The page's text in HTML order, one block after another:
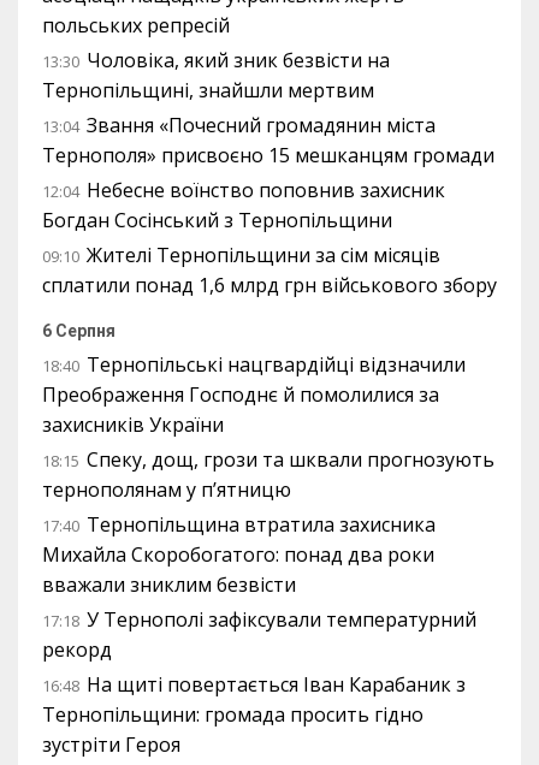
польських репресій
13:30 Чоловіка, який зник безвісти на
Тернопільщині, знайшли мертвим
13:04 Звання «Почесний громадянин міста
Тернополя» присвоєно 15 мешканцям громади
12:04 Небесне воїнство поповнив захисник
Богдан Сосінський з Тернопільщини
09:10 Жителі Тернопільщини за сім місяців
сплатили понад 1,6 млрд грн військового збору
6 Серпня
18:40 Тернопільські нацгвардійці відзначили
Преображення Господнє й помолилися за
захисників України
18:15 Спеку, дощ, грози та шквали прогнозують
тернополянам у п’ятницю
17:40 Тернопільщина втратила захисника
Михайла Скоробогатого: понад два роки
вважали зниклим безвісти
17:18 У Тернополі зафіксували температурний
рекорд
16:48 На щиті повертається Іван Карабаник з
Тернопільщини: громада просить гідно
зустріти Героя